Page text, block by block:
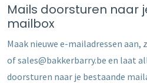
Mails doorsturen naar
mailbox
Maak nieuwe e-mailadressen
of sales@bakkerbarry.be en laat
doorsturen naar je bestaande